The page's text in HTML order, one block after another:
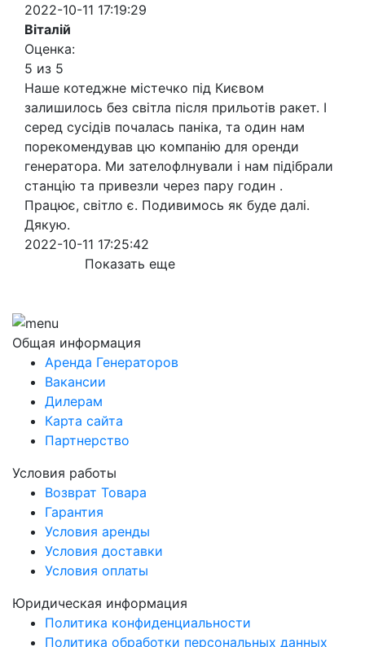
2022-10-11 17:19:29
Віталій
Оценка:
5 из 5
Наше котеджне містечко під Києвом
залишилось без світла після прильотів ракет. І
серед сусідів почалась паніка, та один нам
порекомендував цю компанію для оренди
генератора. Ми зателофлнували і нам підібрали
станцію та привезли через пару годин .
Працює, світло є. Подивимось як буде далі.
Дякую.
2022-10-11 17:25:42
Показать еще
Общая информация
Аренда Генераторов
Вакансии
Дилерам
Карта сайта
Партнерство
Условия работы
Возврат Товара
Гарантия
Условия аренды
Условия доставки
Условия оплаты
Юридическая информация
Политика конфиденциальности
Политика обработки персональных данных